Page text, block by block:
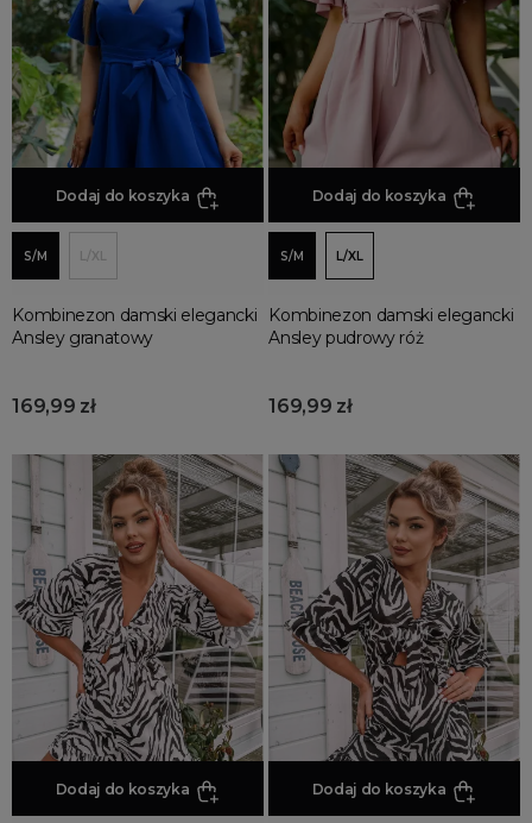
Kombinezony welurowe
Kombinezony wieczorowe
Kombinezony z długim rękawem
Kombinezony z krótkim rękawem
Kombinezony na lato
sukienki
Dodaj do koszyka
S/M L/XL
Kombinezon damski elegancki
Ansley granatowy
169,99 zł
Dodaj do koszyka
S/M L/XL
Kombinezon damski elegancki
Ansley pudrowy róż
169,99 zł
Dodaj do koszyka Dodaj do koszyka